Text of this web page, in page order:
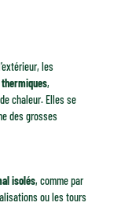
les
,
chaleur. Elles se
des grosses
isolés, comme par
ou les tours